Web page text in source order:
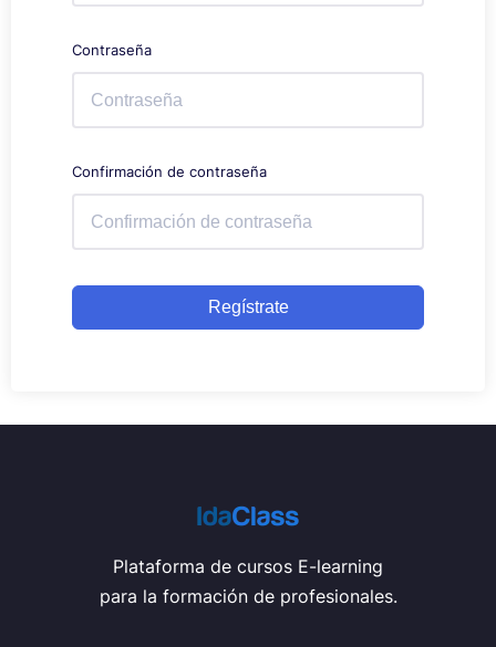
Contraseña
Confirmación de contraseña
Regístrate
Plataforma de cursos E-learning
para la formación de profesionales.